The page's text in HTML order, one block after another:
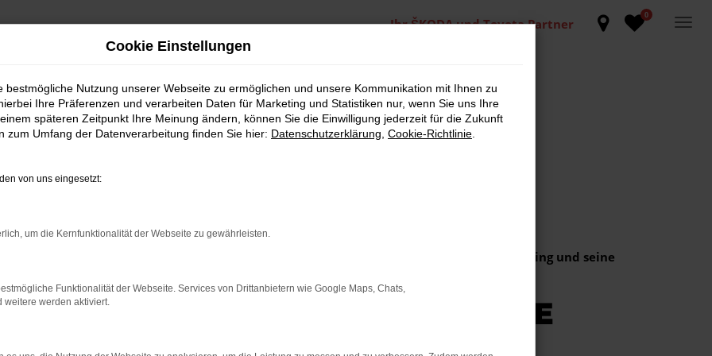
0
Ihr ŠKODA und Toyota Partner
Begleiter für die Stadt. Er besticht durch sein elegantes Design, sein agiles Handling und seine
X live bei uns.
TOYOTA AYGO X PURE
Cookie Einstellungen
bestmögliche Nutzung unserer Webseite zu ermöglichen und unsere Kommunikation mit Ihnen zu
Ihre Präferenzen und verarbeiten Daten für Marketing und Statistiken nur, wenn Sie uns Ihre
späteren Zeitpunkt Ihre Meinung ändern, können Sie die Einwilligung jederzeit für die Zukunft
zum Umfang der Datenverarbeitung finden Sie hier: Datenschutzerklärung Cookie-Richtlinie
von uns eingesetzt:
um die Kernfunktionalität der Webseite zu gewährleisten.
Funktionalität der Webseite. Services von Drittanbietern wie Google Maps, Chats,
weitere werden aktiviert.